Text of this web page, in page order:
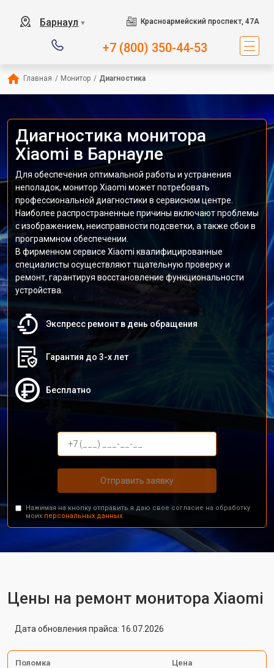
Барнаул ▼ Красноармейский проспект, 47А
+7 (800) 350-44-53
Главная / Монитор / Диагностика
Диагностика монитора
Xiaomi в Барнауле
Для обеспечения оптимальной работы и устранения
неполадок, монитор Xiaomi может потребовать
профессиональной диагностики в сервисном центре.
Наиболее распространенные причины включают проблемы
с изображением, неисправности подсветки, а также сбои в
программном обеспечении.
В фирменном сервисе Xiaomi квалифицированные
специалисты осуществляют тщательную проверку и
ремонт, гарантируя восстановление функциональности
устройства.
Экспресс ремонт в день обращения
Гарантия до 3-х лет
Бесплатно
Отправить заявку
Нажимая на кнопку отправить я даю свое согласие на обработку
моих персональных данных.
Цены на ремонт монитора Xiaomi
Дата обновления прайса: 16.07.2026
Поломка Цена